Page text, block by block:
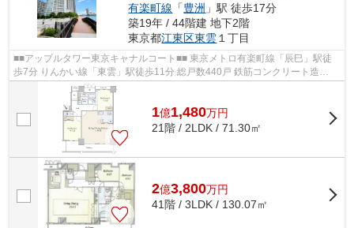
有楽町線 「豊洲 」駅 徒歩17分
築19年 / 44階建 地下2階
東京都江東区東雲 １丁目
■■アップルタワー東京キャナルコート■■ 東京メトロ有楽町線「辰巳」駅徒
歩7分 りんかい線「東雲」駅徒歩11分 総戸数440戸 鉄筋コンクリート造
（RC）地下2階付地上44階建 2007年2月完...
1億1,480万円
21階 / 2LDK / 71.30㎡
2億3,800万円
41階 / 3LDK / 130.07㎡